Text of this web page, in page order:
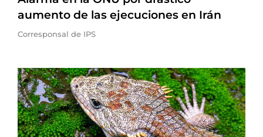
aumento de las ejecuciones en Irán
Corresponsal de IPS